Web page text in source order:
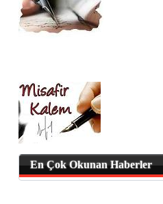
En Çok Okunan Haberler